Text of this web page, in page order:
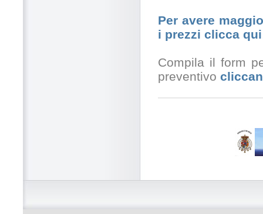
Per avere
i prezzi clicca qui
Compila il form
preventivo